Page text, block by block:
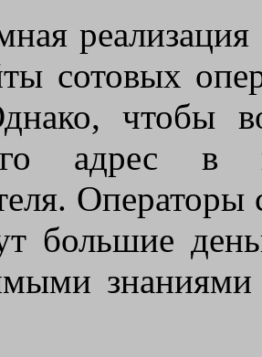
сотовых
чтобы
адрес в
Операторы
большие